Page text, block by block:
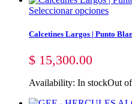
Seleccionar opciones
Calcetines Largos | Punto
$ 15,300.00
Availability: In stockOut